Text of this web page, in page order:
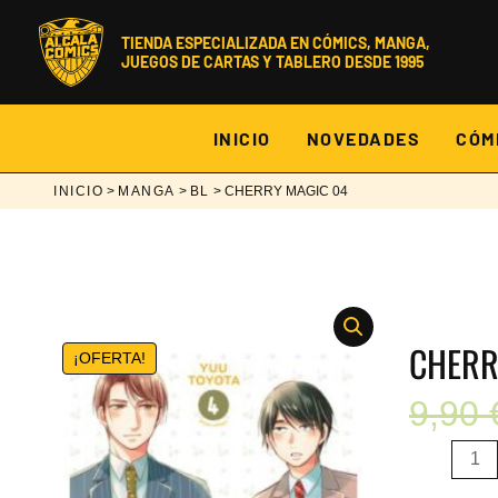
contenido
TIENDA ESPECIALIZADA EN CÓMICS, MANGA,
JUEGOS DE CARTAS Y TABLERO DESDE 1995
INICIO NOVEDADES
INICIO > MANGA > BL > CHERRY MAGIC 04
¡OFERTA!
9,90
CHERRY